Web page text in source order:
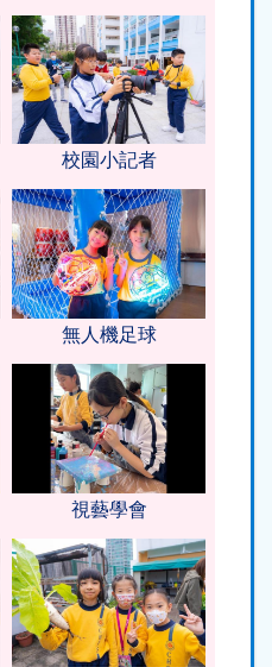
校園小記者
無人機足球
視藝學會